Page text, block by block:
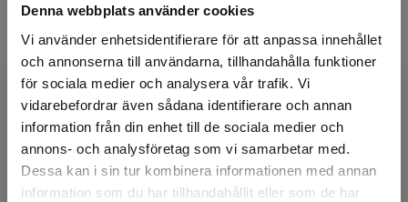
Denna webbplats använder cookies
Vi använder enhetsidentifierare för att anpassa innehållet
och annonserna till användarna, tillhandahålla funktioner
för sociala medier och analysera vår trafik. Vi
vidarebefordrar även sådana identifierare och annan
information från din enhet till de sociala medier och
annons- och analysföretag som vi samarbetar med.
Dessa kan i sin tur kombinera informationen med annan
information som du har tillhandahållit eller som de har
Begränsad fraktregion
Rein Lallo